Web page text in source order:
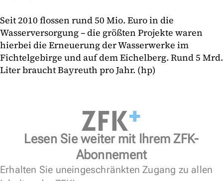
Seit 2010 flossen rund 50 Mio. Euro in die
Wasserversorgung – die größten Projekte waren
hierbei die Erneuerung der Wasserwerke im
Fichtelgebirge und auf dem Eichelberg. Rund 5 Mrd.
Liter braucht Bayreuth pro Jahr. (hp)
Lesen Sie weiter mit Ihrem ZFK-
Abonnement
Erhalten Sie uneingeschränkten Zugang zu allen